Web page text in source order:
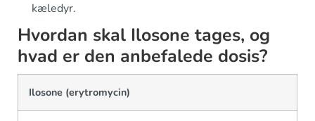
kæledyr.
Hvordan skal Ilosone tages, og
hvad er den anbefalede dosis?
Ilosone (erytromycin)